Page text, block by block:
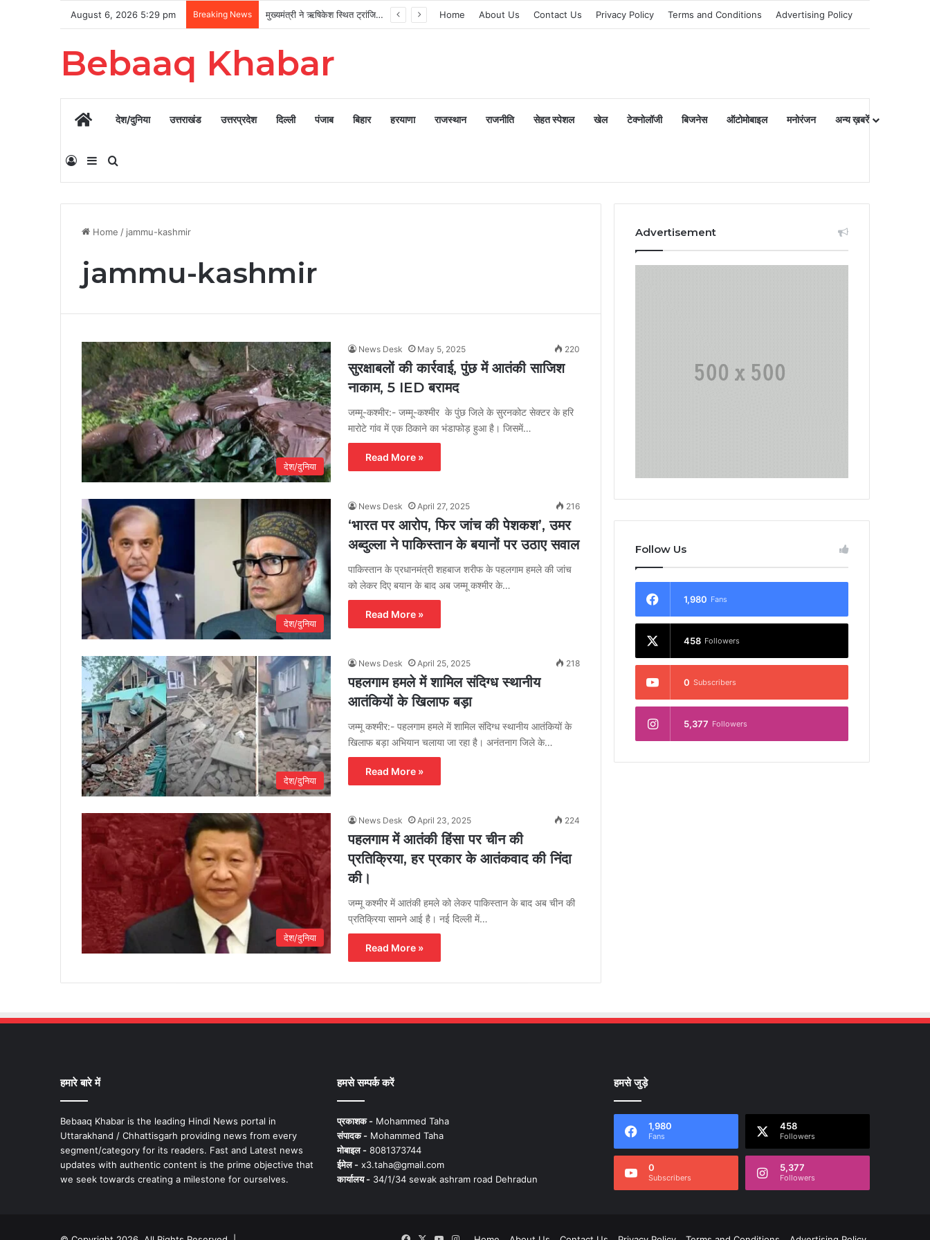
August 6, 2026 5:29 pm Breaking News मुख्यमंत्री ने ऋषिकेश स्थित ट्रांजिट कैंप का किया औचक निरीक्षण Home About Us Contact Us Privacy Policy Terms and Conditions Advertising Policy
Bebaaq Khabar
Homeदेश/दुनिया उत्तराखंड उत्तरप्रदेश दिल्ली पंजाब बिहार हरयाणा राजस्थान राजनीति सेहत स्पेशल खेल टेक्नोलॉजी बिजनेस ऑटोमोबाइल मनोरंजन अन्य ख़बरें
Log InSidebarSearch for
Home / jammu-kashmir
jammu-kashmir
देश/दुनिया
News Desk May 5, 2025 220
सुरक्षाबलों की कार्रवाई, पुंछ में आतंकी साजिश
नाकाम, 5 IED बरामद
जम्मू-कश्मीर:- जम्मू-कश्मीर के पुंछ जिले के सुरनकोट सेक्टर के हरि
मारोटे गांव में एक ठिकाने का भंडाफोड़ हुआ है। जिसमें…
Read More »
देश/दुनिया
News Desk April 27, 2025 216
‘भारत पर आरोप, फिर जांच की पेशकश’, उमर
अब्दुल्ला ने पाकिस्तान के बयानों पर उठाए सवाल
पाकिस्तान के प्रधानमंत्री शहबाज शरीफ के पहलगाम हमले की जांच
को लेकर दिए बयान के बाद अब जम्मू कश्मीर के…
Read More »
देश/दुनिया
News Desk April 25, 2025 218
पहलगाम हमले में शामिल संदिग्ध स्थानीय
आतंकियों के खिलाफ बड़ा
जम्मू कश्मीर:- पहलगाम हमले में शामिल संदिग्ध स्थानीय आतंकियों के
खिलाफ बड़ा अभियान चलाया जा रहा है। अनंतनाग जिले के…
Read More »
देश/दुनिया
News Desk April 23, 2025 224
पहलगाम में आतंकी हिंसा पर चीन की
प्रतिक्रिया, हर प्रकार के आतंकवाद की निंदा
की।
जम्मू कश्मीर में आतंकी हमले को लेकर पाकिस्तान के बाद अब चीन की
प्रतिक्रिया सामने आई है। नई दिल्ली में…
Read More »
Advertisement
Follow Us
1,980 Fans
458 Followers
0 Subscribers
5,377 Followers
हमारे बारे में
Bebaaq Khabar is the leading Hindi News portal in
Uttarakhand / Chhattisgarh providing news from every
segment/category for its readers. Fast and Latest news
updates with authentic content is the prime objective that
we seek towards creating a milestone for ourselves.
हमसे सम्पर्क करें
प्रकाशक -Mohammed Taha
संपादक -Mohammed Taha
मोबाइल -8081373744
ईमेल -x3.taha@gmail.com
कार्यालय -34/1/34 sewak ashram road Dehradun
हमसे जुड़े
1,980
Fans
458
Followers
0
Subscribers
5,377
Followers